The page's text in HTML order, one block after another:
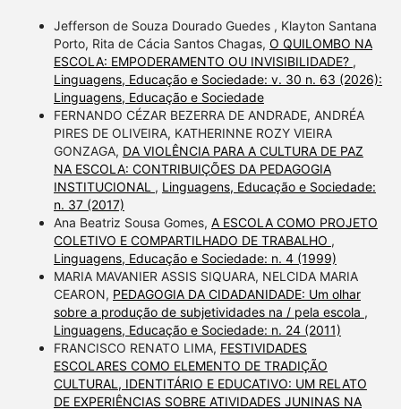
Jefferson de Souza Dourado Guedes , Klayton Santana
Porto, Rita de Cácia Santos Chagas, O QUILOMBO NA
ESCOLA: EMPODERAMENTO OU INVISIBILIDADE? ,
Linguagens, Educação e Sociedade: v. 30 n. 63 (2026):
Linguagens, Educação e Sociedade
FERNANDO CÉZAR BEZERRA DE ANDRADE, ANDRÉA
PIRES DE OLIVEIRA, KATHERINNE ROZY VIEIRA
GONZAGA, DA VIOLÊNCIA PARA A CULTURA DE PAZ
NA ESCOLA: CONTRIBUIÇÕES DA PEDAGOGIA
INSTITUCIONAL , Linguagens, Educação e Sociedade:
n. 37 (2017)
Ana Beatriz Sousa Gomes, A ESCOLA COMO PROJETO
COLETIVO E COMPARTILHADO DE TRABALHO ,
Linguagens, Educação e Sociedade: n. 4 (1999)
MARIA MAVANIER ASSIS SIQUARA, NELCIDA MARIA
CEARON, PEDAGOGIA DA CIDADANIDADE: Um olhar
sobre a produção de subjetividades na / pela escola ,
Linguagens, Educação e Sociedade: n. 24 (2011)
FRANCISCO RENATO LIMA, FESTIVIDADES
ESCOLARES COMO ELEMENTO DE TRADIÇÃO
CULTURAL, IDENTITÁRIO E EDUCATIVO: UM RELATO
DE EXPERIÊNCIAS SOBRE ATIVIDADES JUNINAS NA